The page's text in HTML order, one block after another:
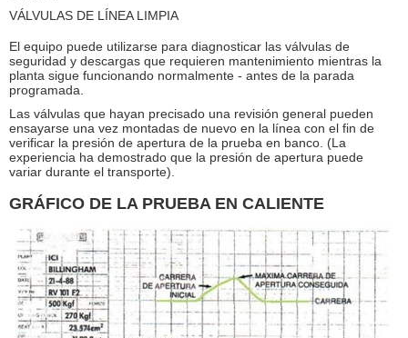
VÁLVULAS DE LÍNEA LIMPIA
El equipo puede utilizarse para diagnosticar las válvulas de
seguridad y descargas que requieren mantenimiento mientras la
planta sigue funcionando normalmente - antes de la parada
programada.
Las válvulas que hayan precisado una revisión general pueden
ensayarse una vez montadas de nuevo en la línea con el fin de
verificar la presión de apertura de la prueba en banco. (La
experiencia ha demostrado que la presión de apertura puede
variar durante el transporte).
GRÁFICO DE LA PRUEBA EN CALIENTE